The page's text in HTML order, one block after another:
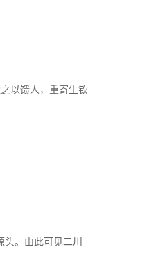
以馈人，重寄生钦
头。由此可见二川